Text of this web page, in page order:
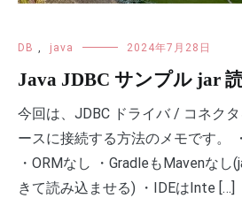
DB , java 2024年7月28日
Java JDBC サンプル jar
今回は、JDBC ドライバ / コネク
ースに接続する方法のメモです。
・ORMなし ・GradleもMavenなし
きて読み込ませる) ・IDEはInte […]